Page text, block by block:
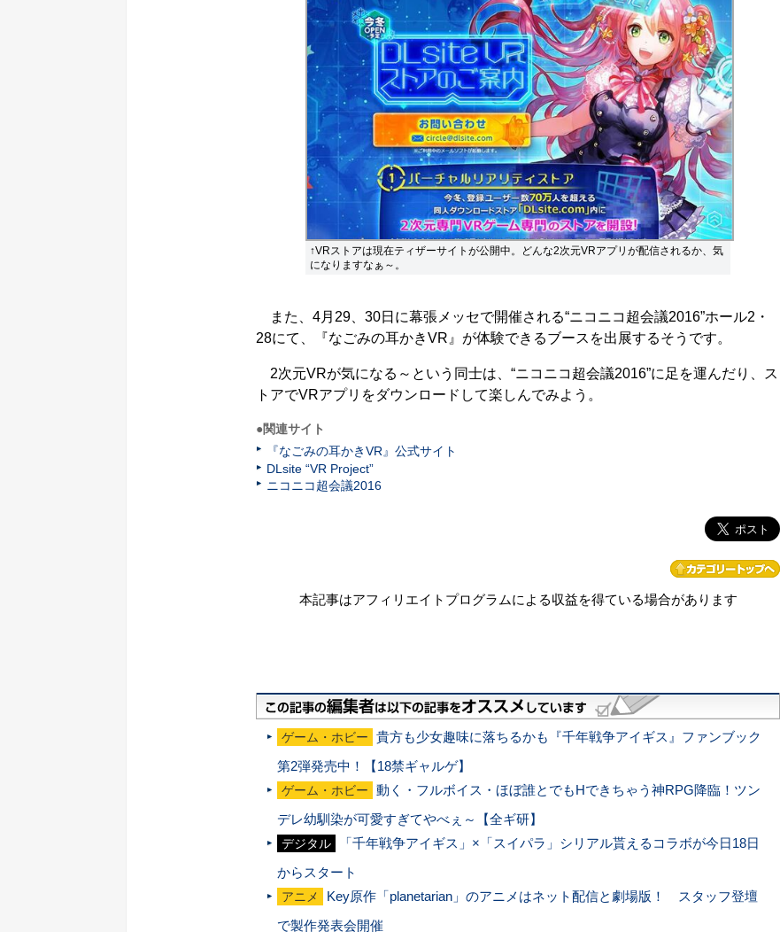
↑VRストアは現在ティザーサイトが公開中。どんな2次元VRアプリが配信されるか、気
になりますなぁ～。
また、4月29、30日に幕張メッセで開催される“ニコニコ超会議2016”ホール2・
28にて、『なごみの耳かきVR』が体験できるブースを出展するそうです。
2次元VRが気になる～という同士は、“ニコニコ超会議2016”に足を運んだり、ス
トアでVRアプリをダウンロードして楽しんでみよう。
●関連サイト
『なごみの耳かきVR』公式サイト
DLsite “VR Project”
ニコニコ超会議2016
本記事はアフィリエイトプログラムによる収益を得ている場合があります
ゲーム・ホビー
貴方も少女趣味に落ちるかも『千年戦争アイギス』ファンブック
第2弾発売中！【18禁ギャルゲ】
ゲーム・ホビー
動く・フルボイス・ほぼ誰とでもHできちゃう神RPG降臨！ツン
デレ幼馴染が可愛すぎてやべぇ～【全ギ研】
デジタル
「千年戦争アイギス」×「スイパラ」シリアル貰えるコラボが今日18日
からスタート
アニメ
Key原作「planetarian」のアニメはネット配信と劇場版！ スタッフ登壇
で製作発表会開催